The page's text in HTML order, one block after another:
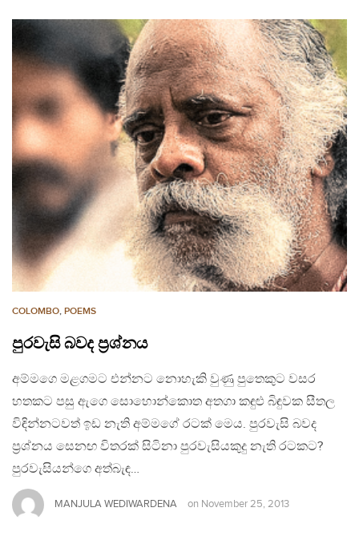
COLOMBO, POEMS
පුරවැසි බවද ප්‍රශ්නය
අම්මගෙ මළගමට එන්නට නොහැකි වුණු පුතෙකුට වසර
හතකට පසු ඇගෙ සොහොන්කොත අතගා කඳුළු බිඳුවක සීතල
විඳින්නටවත් ඉඩ නැති අම්මගේ රටක් මෙය. පුරවැසි බවද
ප්‍රශ්නය සෙනඟ විතරක් සිටිනා පුරවැසියකුදු නැති රටකට?
පුරවැසියන්ගෙ අත්බැඳ…
MANJULA WEDIWARDENA on November 25, 2013